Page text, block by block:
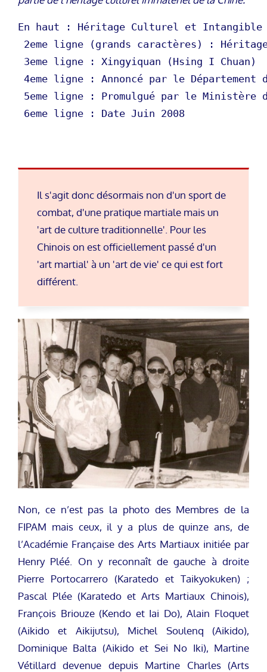
En haut : Héritage Culturel et Intangible
2eme ligne (grands caractères) :
3eme ligne : Xingyiquan (Hsing I Chuan)
4eme ligne : Annoncé par le
5eme ligne : Promulgué par le Ministère
6eme ligne : Date Juin 2008
Il s'agit donc désormais non d'un sport de
combat, d'une pratique martiale mais un
'art de culture traditionnelle'. Pour les
Chinois on est officiellement passé d'un
'art martial' à un 'art de vie' ce qui est fort
différent.
Non, ce n’est pas la photo des Membres de la
FIPAM mais ceux, il y a plus de quinze ans, de
l’Académie Française des Arts Martiaux initiée par
Henry Pléé. On y reconnaît de gauche à droite
Pierre Portocarrero (Karatedo et Taikyokuken) ;
Pascal Plée (Karatedo et Arts Martiaux Chinois),
François Briouze (Kendo et Iai Do), Alain Floquet
(Aikido et Aikijutsu), Michel Soulenq (Aikido),
Dominique Balta (Aikido et Sei No Iki), Martine
Vétillard devenue depuis Martine Charles (Arts